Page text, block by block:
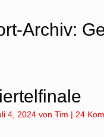
Archiv:
4, 2024 von Tim | 24